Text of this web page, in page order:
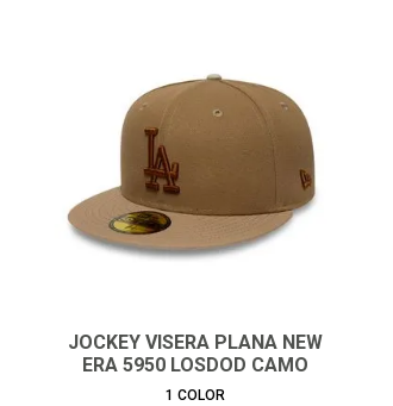
JOCKEY VISERA PLANA NEW
ERA 5950 LOSDOD CAMO
1 COLOR